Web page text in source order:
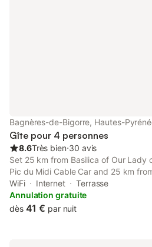
Bagnères-de-Bigorre, Hautes-
Gîte pour 4 personnes
8.6Très bien⋅30 avis
Set 25 km from Basilica of Our Lady
Pic du Midi Cable Car and 25 km
Sanctuary, Petit studio, plein centre
accommodation situated in
WiFi Internet
Terrasse
Annulation gratuite
dès 41 € par nuit